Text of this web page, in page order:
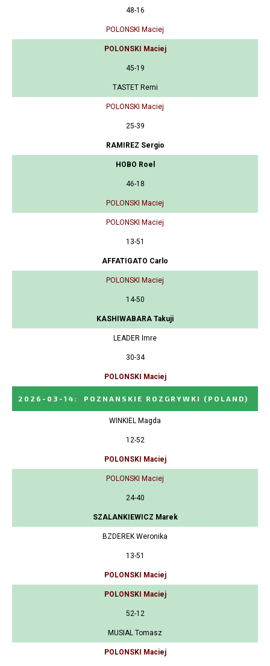
48-16
POLONSKI Maciej
POLONSKI Maciej
45-19
TASTET Remi
POLONSKI Maciej
25-39
RAMIREZ Sergio
HOBO Roel
46-18
POLONSKI Maciej
POLONSKI Maciej
13-51
AFFATIGATO Carlo
POLONSKI Maciej
14-50
KASHIWABARA Takuji
LEADER Imre
30-34
POLONSKI Maciej
2026-03-14 : POZNANSKIE ROZGRYWKI (POLAND)
WINKIEL Magda
12-52
POLONSKI Maciej
POLONSKI Maciej
24-40
SZALANKIEWICZ Marek
BZDEREK Weronika
13-51
POLONSKI Maciej
POLONSKI Maciej
52-12
MUSIAL Tomasz
POLONSKI Maciej